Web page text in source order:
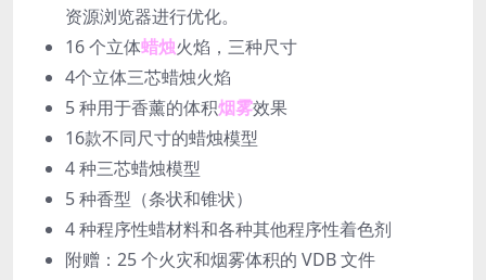
资源浏览器进行优化。
16 个立体蜡烛火焰，三种尺寸
4个立体三芯蜡烛火焰
5 种用于香薰的体积烟雾效果
16款不同尺寸的蜡烛模型
4 种三芯蜡烛模型
5 种香型（条状和锥状）
4 种程序性蜡材料和各种其他程序性着色剂
附赠：25 个火灾和烟雾体积的 VDB 文件